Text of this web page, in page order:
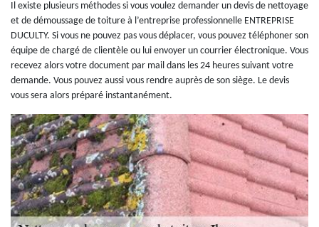
Il existe plusieurs méthodes si vous voulez demander un devis de nettoyage
et de démoussage de toiture à l’entreprise professionnelle ENTREPRISE
DUCULTY. Si vous ne pouvez pas vous déplacer, vous pouvez téléphoner son
équipe de chargé de clientèle ou lui envoyer un courrier électronique. Vous
recevez alors votre document par mail dans les 24 heures suivant votre
demande. Vous pouvez aussi vous rendre auprès de son siège. Le devis
vous sera alors préparé instantanément.